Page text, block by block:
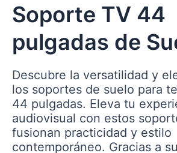
Soporte TV 44
pulgadas de
Descubre la versatilidad y
los soportes de suelo para
44 pulgadas. Eleva tu
audiovisual con estos
fusionan practicidad y estilo
contemporáneo. Gracias a